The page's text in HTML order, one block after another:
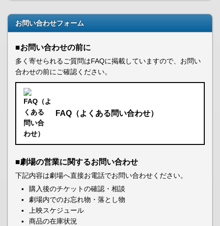
お問い合わせフォーム
■お問い合わせの前に
多く寄せられるご質問はFAQに掲載していますので、お問い
合わせの前にご確認ください。
FAQ（よくある問い合わせ）
■劇場の営業に関するお問い合わせ
下記内容は劇場へ直接お電話でお問い合わせください。
購入後のチケットの確認・相談
劇場内でのお忘れ物・落とし物
上映スケジュール
商品の在庫状況